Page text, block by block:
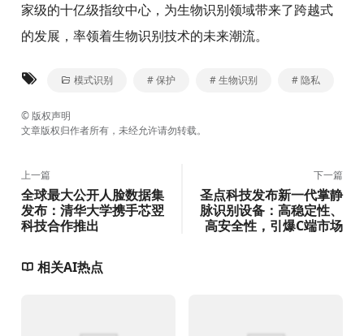
家级的十亿级指纹中心，为生物识别领域带来了跨越式
的发展，率领着生物识别技术的未来潮流。
模式识别 # 保护 # 生物识别 # 隐私
© 版权声明
文章版权归作者所有，未经允许请勿转载。
上一篇
全球最大公开人脸数据集
发布：清华大学携手芯翌
科技合作推出
下一篇
圣点科技发布新一代掌静
脉识别设备：高稳定性、
高安全性，引爆C端市场
相关AI热点